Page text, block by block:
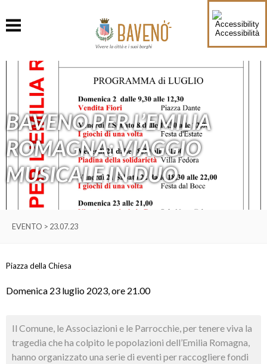
Accessibilità
Vivere la città e i suoi borghi
BAVENO PER L’EMILIA
ROMAGNA: VIAGGIO
MUSICALE IN DUO
EVENTO > 23.07.23
Piazza della Chiesa
Domenica 23 luglio 2023, ore 21.00
Il Comune, le Associazioni e le Parrocchie, per tenere viva la
tragedia che ha colpito le popolazioni dell’Emilia Romagna,
hanno organizzato una serie di eventi per raccogliere fondi